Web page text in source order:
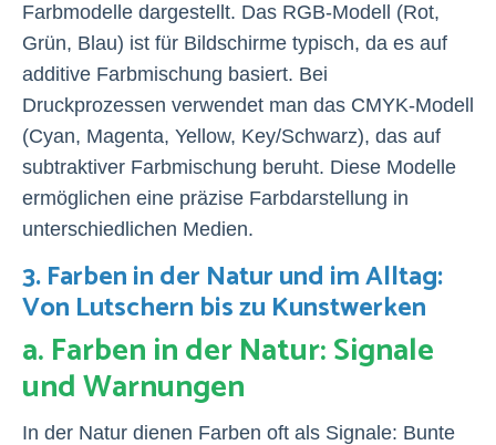
Farbmodelle dargestellt. Das RGB-Modell (Rot,
Grün, Blau) ist für Bildschirme typisch, da es auf
additive Farbmischung basiert. Bei
Druckprozessen verwendet man das CMYK-Modell
(Cyan, Magenta, Yellow, Key/Schwarz), das auf
subtraktiver Farbmischung beruht. Diese Modelle
ermöglichen eine präzise Farbdarstellung in
unterschiedlichen Medien.
3. Farben in der Natur und im Alltag:
Von Lutschern bis zu Kunstwerken
a. Farben in der Natur: Signale
und Warnungen
In der Natur dienen Farben oft als Signale: Bunte